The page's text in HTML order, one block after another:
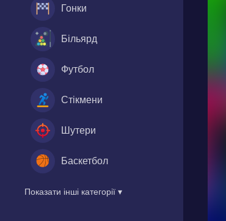
Гонки
Більярд
Футбол
Стікмени
Шутери
Баскетбол
Показати інші категорії ▾